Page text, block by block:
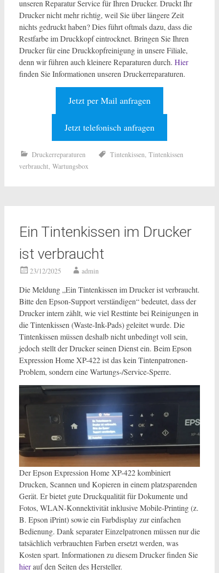
unseren Reparatur Service für Ihren Drucker. Druckt Ihr
Drucker nicht mehr richtig, weil Sie über längere Zeit
nichts gedruckt haben? Dies führt oftmals dazu, dass die
Restfarbe im Druckkopf eintrocknet. Bringen Sie Ihren
Drucker für eine Druckkopfreinigung in unsere Filiale,
denn wir führen auch kleinere Reparaturen durch. Hier
finden Sie Informationen unseren Druckerreparaturen.
Jetzt per Mail anfragen
Jetzt telefonisch anfragen
Druckerreparaturen Tintenkissen, Tintenkissen
verbraucht, Wartungsbox
Ein Tintenkissen im Drucker
ist verbraucht
23/12/2025 admin
Die Meldung „Ein Tintenkissen im Drucker ist verbraucht.
Bitte den Epson-Support verständigen“ bedeutet, dass der
Drucker intern zählt, wie viel Resttinte bei Reinigungen in
die Tintenkissen (Waste-Ink-Pads) geleitet wurde. Die
Tintenkissen müssen deshalb nicht unbedingt voll sein,
jedoch stellt der Drucker seinen Dienst ein. Beim Epson
Expression Home XP-422 ist das kein Tintenpatronen-
Problem, sondern eine Wartungs-/Service-Sperre.
Der Epson Expression Home XP-422 kombiniert
Drucken, Scannen und Kopieren in einem platzsparenden
Gerät. Er bietet gute Druckqualität für Dokumente und
Fotos, WLAN-Konnektivität inklusive Mobile-Printing (z.
B. Epson iPrint) sowie ein Farbdisplay zur einfachen
Bedienung. Dank separater Einzelpatronen müssen nur die
tatsächlich verbrauchten Farben ersetzt werden, was
Kosten spart. Informationen zu diesem Drucker finden Sie
hierauf den Seiten des Hersteller.